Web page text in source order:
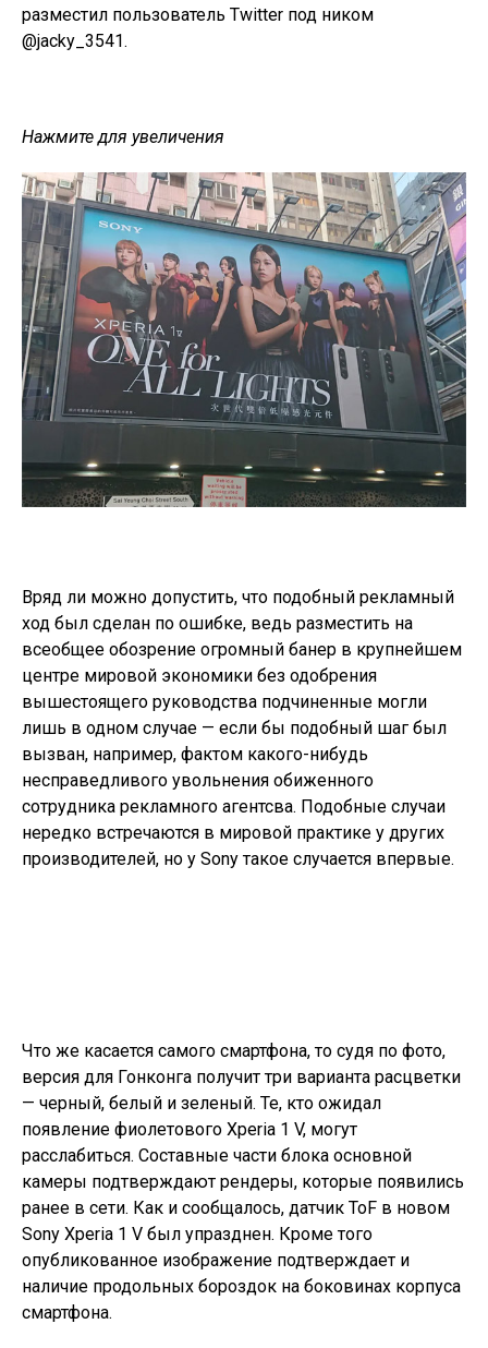
разместил пользователь Twitter под ником
@jacky_3541.
Нажмите для увеличения
Вряд ли можно допустить, что подобный рекламный
ход был сделан по ошибке, ведь разместить на
всеобщее обозрение огромный банер в крупнейшем
центре мировой экономики без одобрения
вышестоящего руководства подчиненные могли
лишь в одном случае — если бы подобный шаг был
вызван, например, фактом какого-нибудь
несправедливого увольнения обиженного
сотрудника рекламного агентсва. Подобные случаи
нередко встречаются в мировой практике у других
производителей, но у Sony такое случается впервые.
Что же касается самого смартфона, то судя по фото,
версия для Гонконга получит три варианта расцветки
— черный, белый и зеленый. Те, кто ожидал
появление фиолетового Xperia 1 V, могут
расслабиться. Составные части блока основной
камеры подтверждают рендеры, которые появились
ранее в сети. Как и сообщалось, датчик ToF в новом
Sony Xperia 1 V был упразднен. Кроме того
опубликованное изображение подтверждает и
наличие продольных бороздок на боковинах корпуса
смартфона.